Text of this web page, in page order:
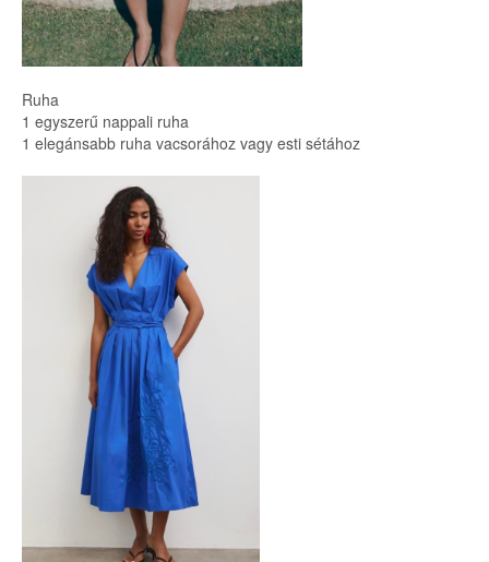
Ruha
1 egyszerű nappali ruha
1 elegánsabb ruha vacsorához vagy esti sétához